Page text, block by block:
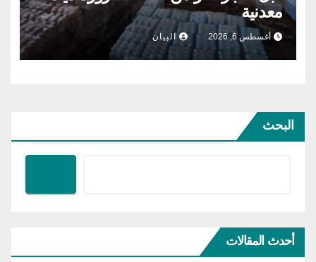
معدنية
أغسطس 6, 2026 البيان
البحث
أحدث المقالات